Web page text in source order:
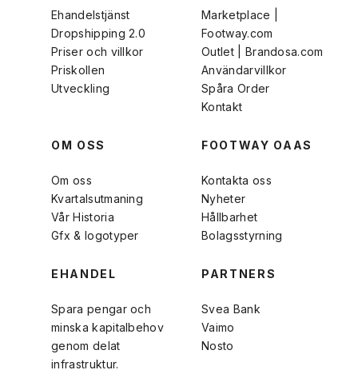
Ehandelstjänst
Dropshipping 2.0
Priser och villkor
Priskollen
Utveckling
Marketplace |
Footway.com
Outlet | Brandosa.com
Användarvillkor
Spåra Order
Kontakt
OM OSS
Om oss
Kvartalsutmaning
Vår Historia
Gfx & logotyper
FOOTWAY OAAS
Kontakta oss
Nyheter
Hållbarhet
Bolagsstyrning
EHANDEL
Spara pengar och
minska kapitalbehov
genom delat
infrastruktur.
PARTNERS
Svea Bank
Vaimo
Nosto